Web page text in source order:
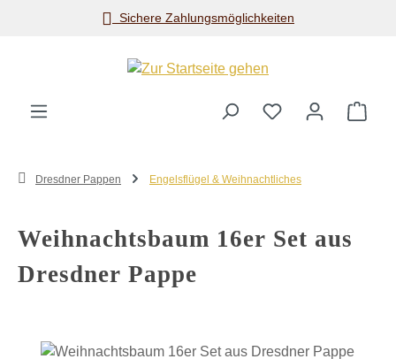
Zum Hauptinhalt springenSichere Zahlungsmöglichkeiten
Dresdner Pappen Engelsflügel & Weihnachtliches
Weihnachtsbaum 16er Set aus
Dresdner Pappe
Bildergalerie überspringen